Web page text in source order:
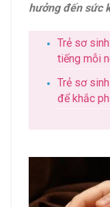
hưởng đến sức
Trẻ sơ
tiếng mỗi
Trẻ sơ
để khắc